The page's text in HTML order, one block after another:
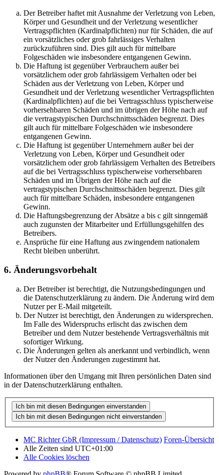
Der Betreiber haftet mit Ausnahme der Verletzung von Leben,
Körper und Gesundheit und der Verletzung wesentlicher
Vertragspflichten (Kardinalpflichten) nur für Schäden, die auf
ein vorsätzliches oder grob fahrlässiges Verhalten
zurückzuführen sind. Dies gilt auch für mittelbare
Folgeschäden wie insbesondere entgangenen Gewinn.
Die Haftung ist gegenüber Verbrauchern außer bei
vorsätzlichem oder grob fahrlässigem Verhalten oder bei
Schäden aus der Verletzung von Leben, Körper und
Gesundheit und der Verletzung wesentlicher Vertragspflichten
(Kardinalpflichten) auf die bei Vertragsschluss typischerweise
vorhersehbaren Schäden und im übrigen der Höhe nach auf
die vertragstypischen Durchschnittsschäden begrenzt. Dies
gilt auch für mittelbare Folgeschäden wie insbesondere
entgangenen Gewinn.
Die Haftung ist gegenüber Unternehmern außer bei der
Verletzung von Leben, Körper und Gesundheit oder
vorsätzlichem oder grob fahrlässigem Verhalten des Betreibers
auf die bei Vertragsschluss typischerweise vorhersehbaren
Schäden und im Übrigen der Höhe nach auf die
vertragstypischen Durchschnittsschäden begrenzt. Dies gilt
auch für mittelbare Schäden, insbesondere entgangenen
Gewinn.
Die Haftungsbegrenzung der Absätze a bis c gilt sinngemäß
auch zugunsten der Mitarbeiter und Erfüllungsgehilfen des
Betreibers.
Ansprüche für eine Haftung aus zwingendem nationalem
Recht bleiben unberührt.
6. Änderungsvorbehalt
Der Betreiber ist berechtigt, die Nutzungsbedingungen und
die Datenschutzerklärung zu ändern. Die Änderung wird dem
Nutzer per E-Mail mitgeteilt.
Der Nutzer ist berechtigt, den Änderungen zu widersprechen.
Im Falle des Widerspruchs erlischt das zwischen dem
Betreiber und dem Nutzer bestehende Vertragsverhältnis mit
sofortiger Wirkung.
Die Änderungen gelten als anerkannt und verbindlich, wenn
der Nutzer den Änderungen zugestimmt hat.
Informationen über den Umgang mit Ihren persönlichen Daten sind
in der Datenschutzerklärung enthalten.
MC Richter GbR (Impressum / Datenschutz) Foren-Übersicht
Alle Zeiten sind UTC+01:00
Alle Cookies löschen